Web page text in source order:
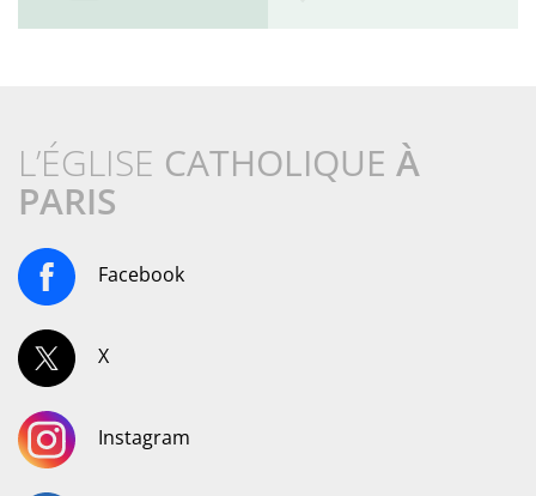
L’ÉGLISE CATHOLIQUE À
PARIS
Facebook
X
Instagram